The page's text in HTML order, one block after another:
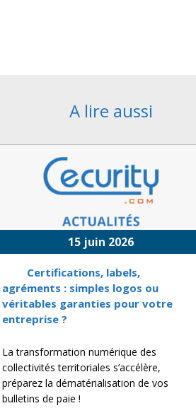
A lire aussi
15 juin 2026
Certifications, labels,
agréments : simples logos ou
véritables garanties pour votre
entreprise ?
La transformation numérique des
collectivités territoriales s’accélère,
préparez la dématérialisation de vos
bulletins de paie !